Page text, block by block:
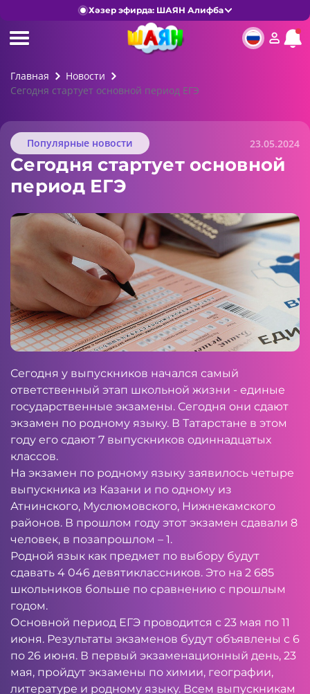
Хәзер эфирда: ШАЯН Алифба
Главная
Новости
Сегодня стартует основной период ЕГЭ
Популярные новости 23.05.2024
Сегодня стартует основной
период ЕГЭ
Сегодня у выпускников начался самый
ответственный этап школьной жизни - единые
государственные экзамены. Сегодня они сдают
экзамен по родному языку. В Татарстане в этом
году его сдают 7 выпускников одиннадцатых
классов.
На экзамен по родному языку заявилось четыре
выпускника из Казани и по одному из
Атнинского, Муслюмовского, Нижнекамского
районов. В прошлом году этот экзамен сдавали 8
человек, в позапрошлом – 1.
Родной язык как предмет по выбору будут
сдавать 4 046 девятиклассников. Это на 2 685
школьников больше по сравнению с прошлым
годом.
Основной период ЕГЭ проводится с 23 мая по 11
июня. Результаты экзаменов будут объявлены с 6
по 26 июня. В первый экзаменационный день, 23
мая, пройдут экзамены по химии, географии,
литературе и родному языку. Всем выпускникам